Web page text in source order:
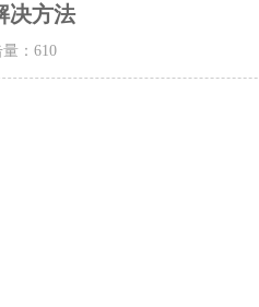
决方法
： 610